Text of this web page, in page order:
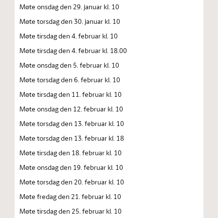
Møte onsdag den 29. januar kl. 10
Møte torsdag den 30. januar kl. 10
Møte tirsdag den 4. februar kl. 10
Møte tirsdag den 4. februar kl. 18.00
Møte onsdag den 5. februar kl. 10
Møte torsdag den 6. februar kl. 10
Møte tirsdag den 11. februar kl. 10
Møte onsdag den 12. februar kl. 10
Møte torsdag den 13. februar kl. 10
Møte torsdag den 13. februar kl. 18
Møte tirsdag den 18. februar kl. 10
Møte onsdag den 19. februar kl. 10
Møte torsdag den 20. februar kl. 10
Møte fredag den 21. februar kl. 10
Møte tirsdag den 25. februar kl. 10